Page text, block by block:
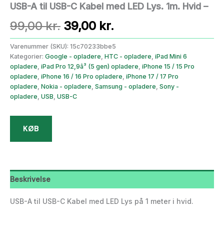
USB-A til USB-C Kabel med LED Lys. 1m. Hvid –
99,00kr. Den
oprindelige
pris
var:
99,00 kr..
39,00 kr.
aktuelle
pris
er:
Varenummer (SKU): 15c70233bbe5
Kategorier: Google - opladere HTC - opladere iPad Mini 6
opladere iPad Pro 12,9â³ (5 gen) opladere iPhone 15 / 15 Pro
opladere iPhone 16 / 16 Pro opladere iPhone 17 / 17 Pro
opladere Nokia - opladere Samsung - opladere Sony -
opladere USB USB-C
KØB
Beskrivelse
USB-A til USB-C Kabel med LED Lys på 1 meter i hvid.